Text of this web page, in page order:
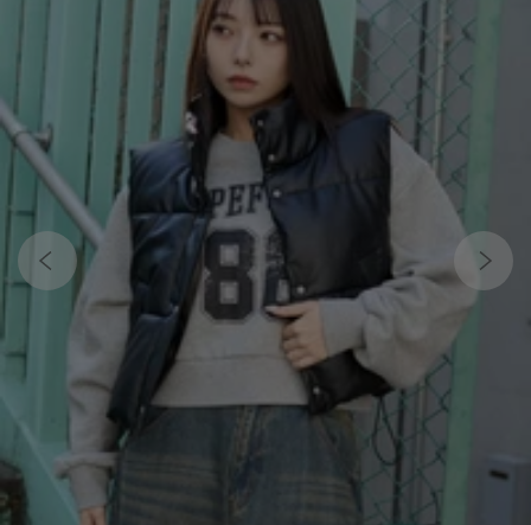
キャップ/ハット
アクセサリー
メガネ/サングラス
マフラー/ストール
推し活グッズ